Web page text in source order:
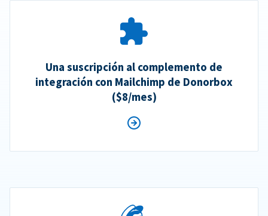
Una suscripción al complemento de
integración con Mailchimp de Donorbox
($8/mes)